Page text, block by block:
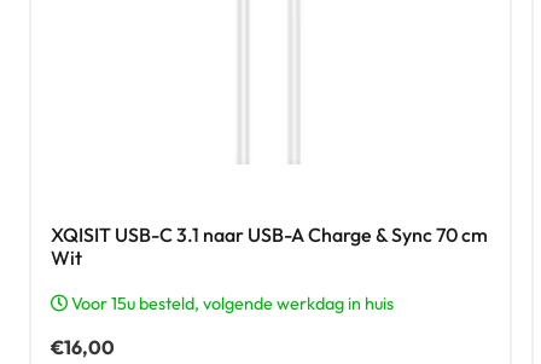
XQISIT USB-C 3.1 naar USB-A Charge & Sync 70 cm
Wit
Voor 15u besteld, volgende werkdag in huis
€16,00